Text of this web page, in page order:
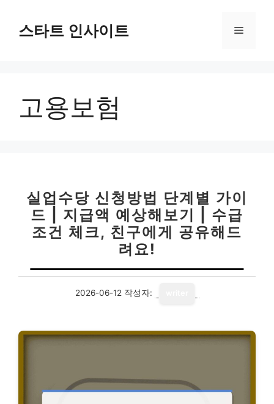
스타트 인사이트 메
고용보험
실업수당 신청방법 단계별 가이
드 | 지급액 예상해보기 | 수급
조건 체크, 친구에게 공유해드
려요!
2026-06-12 작성자: